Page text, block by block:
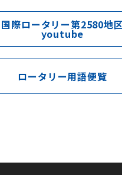
国際ロータリー第2580地
youtube
ロータリー用語便覧